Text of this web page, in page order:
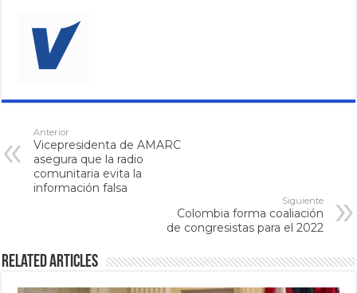
Anterior
Vicepresidenta de AMARC
asegura que la radio
comunitaria evita la
información falsa
Siguiente
Colombia forma coaliación
de congresistas para el 2022
Related Articles